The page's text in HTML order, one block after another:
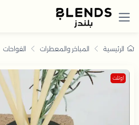
تسوّق من بلندز تشكيلة تضم
الرئيسية المباخر والمعطرات الفواحات
اوتلت